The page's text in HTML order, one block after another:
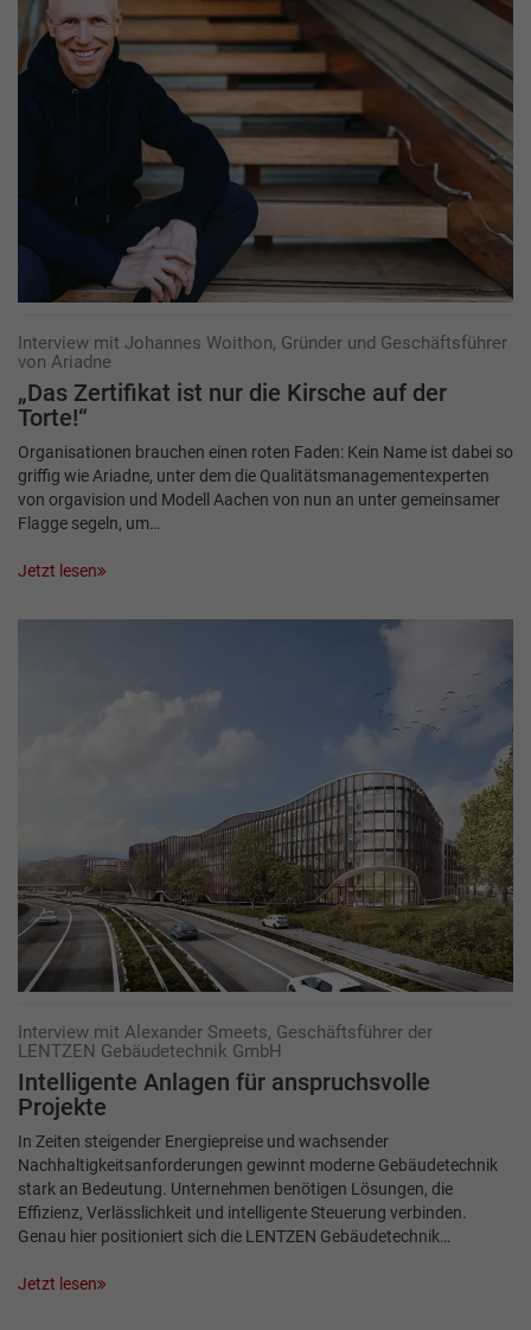
Interview mit Johannes Woit­hon, Gründer und Geschäftsführer
von Ariadne
„Das Zertifikat ist nur die Kirsche auf der
Torte!“
Organisationen brauchen einen roten Faden: Kein Name ist dabei so
griffig wie Ariadne, unter dem die Qualitätsmanagementexperten
von orgavision und Modell Aachen von nun an unter gemeinsamer
Flagge segeln, um…
Jetzt lesen
Interview mit Alexander Smeets, Geschäftsführer der
LENTZEN Gebäudetechnik GmbH
Intelligente Anlagen für anspruchsvolle
Projekte
In Zeiten steigender Energiepreise und wachsender
Nachhaltigkeitsanforderungen gewinnt moderne Gebäudetechnik
stark an Bedeutung. Unternehmen benötigen Lösungen, die
Effizienz, Verlässlichkeit und intelligente Steuerung verbinden.
Genau hier positioniert sich die LENTZEN Gebäudetechnik…
Jetzt lesen